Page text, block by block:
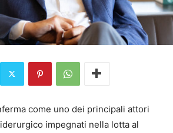
come uno dei principali attori
impegnati nella lotta al